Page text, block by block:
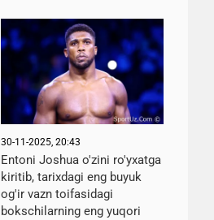
30-11-2025, 20:43
Entoni Joshua o'zini ro'yxatga
kiritib, tarixdagi eng buyuk
og'ir vazn toifasidagi
bokschilarning eng yuqori